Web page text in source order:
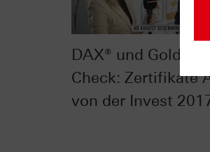
DAX® und Gold im
Check: Zertifikate
von der Invest